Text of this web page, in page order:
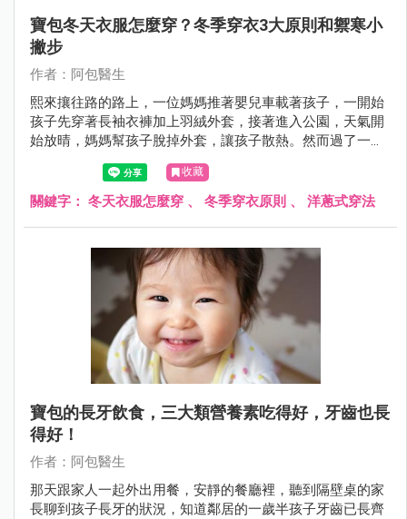
寶包冬天衣服怎麼穿？冬季穿衣3大原則和禦寒小
撇步
作者：阿包醫生
熙來攘往路的路上，一位媽媽推著嬰兒車載著孩子，一開始
孩子先穿著長袖衣褲加上羽絨外套，接著進入公園，天氣開
始放晴，媽媽幫孩子脫掉外套，讓孩子散熱。然而過了一會
兒，天空雲層開始變厚，媽媽又趕緊幫孩子套上外套，就這
樣媽媽幫孩子穿脫衣服來回不下5～6次，旁人看了都累了。
收藏
關鍵字： 冬天衣服怎麼穿 、 冬季穿衣原則 、 洋蔥式穿法
寶包的長牙飲食，三大類營養素吃得好，牙齒也長
得好！
作者：阿包醫生
那天跟家人一起外出用餐，安靜的餐廳裡，聽到隔壁桌的家
長聊到孩子長牙的狀況，知道鄰居的一歲半孩子牙齒已長齊